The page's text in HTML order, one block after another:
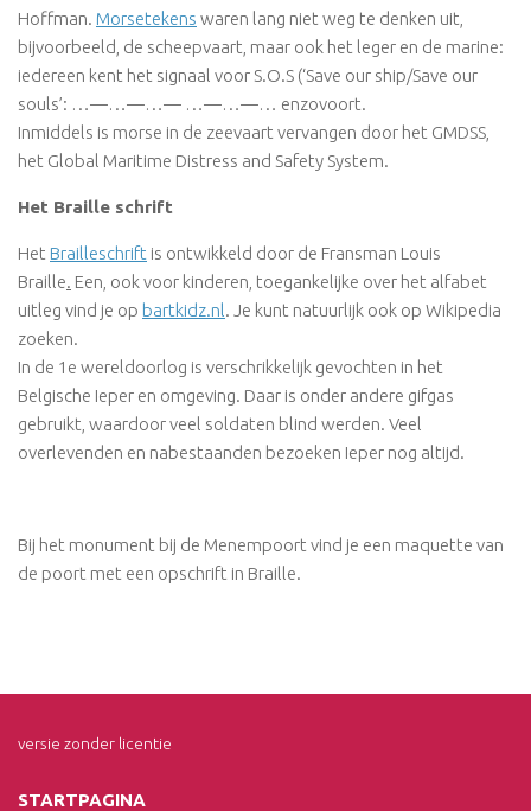
Hoffman. Morsetekens waren lang niet weg te denken uit,
bijvoorbeeld, de scheepvaart, maar ook het leger en de marine:
iedereen kent het signaal voor S.O.S (‘Save our ship/Save our
souls’: …—…—…— …—…—… enzovoort.
Inmiddels is morse in de zeevaart vervangen door het GMDSS,
het Global Maritime Distress and Safety System.
Het Braille schrift
Het Brailleschrift is ontwikkeld door de Fransman Louis
Braille. Een, ook voor kinderen, toegankelijke over het alfabet
uitleg vind je op bartkidz.nl. Je kunt natuurlijk ook op Wikipedia
zoeken.
In de 1e wereldoorlog is verschrikkelijk gevochten in het
Belgische Ieper en omgeving. Daar is onder andere gifgas
gebruikt, waardoor veel soldaten blind werden. Veel
overlevenden en nabestaanden bezoeken Ieper nog altijd.
Bij het monument bij de Menempoort vind je een maquette van
de poort met een opschrift in Braille.
versie zonder licentie
STARTPAGINA